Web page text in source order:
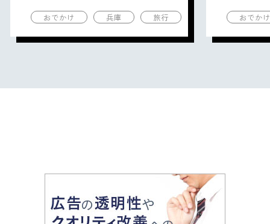
おでかけ 兵庫 旅行 おでか